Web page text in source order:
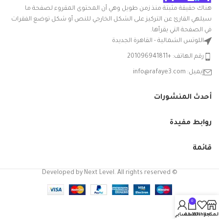
وخفيفة الوزن
ومتعددة
متين وصحي.
يمتص القليل
هناك حقيقة مثبتة منذ زمن طويل وهي أن المحتوى المقروء لصفحة ما
سيلهي القارئ عن التركيز على الشكل الخارجي للنص أو شكل توضع الفقرات
في الصفحة التي يقرأها.
اللوتس الشمالية - القاهرة الجديدة
رقم الهاتف: +201096941811
إيميل: info@rafaye3.com
أحدث المنشورات
روابط مفيدة
قائمة
© Developed by Next Level. All rights reserved
Wishlist
0
السلةحسابي